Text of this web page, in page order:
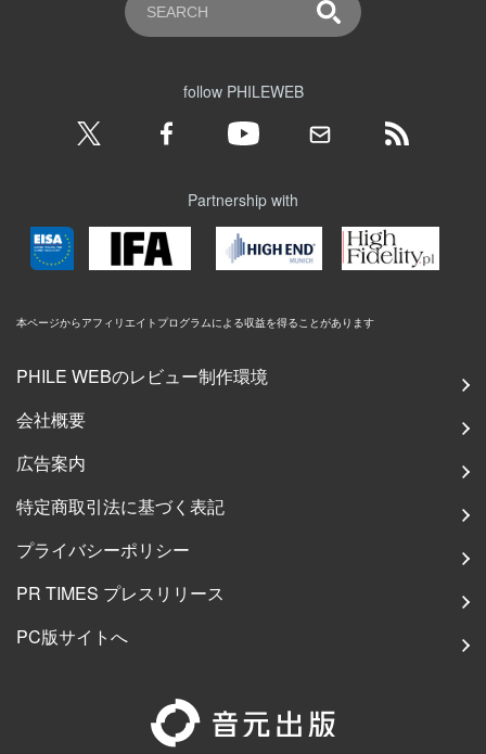
follow PHILEWEB
Partnership with
本ページからアフィリエイトプログラムによる収益を得ることがあります
PHILE WEBのレビュー制作環境
会社概要
広告案内
特定商取引法に基づく表記
プライバシーポリシー
PR TIMES プレスリリース
PC版サイトへ